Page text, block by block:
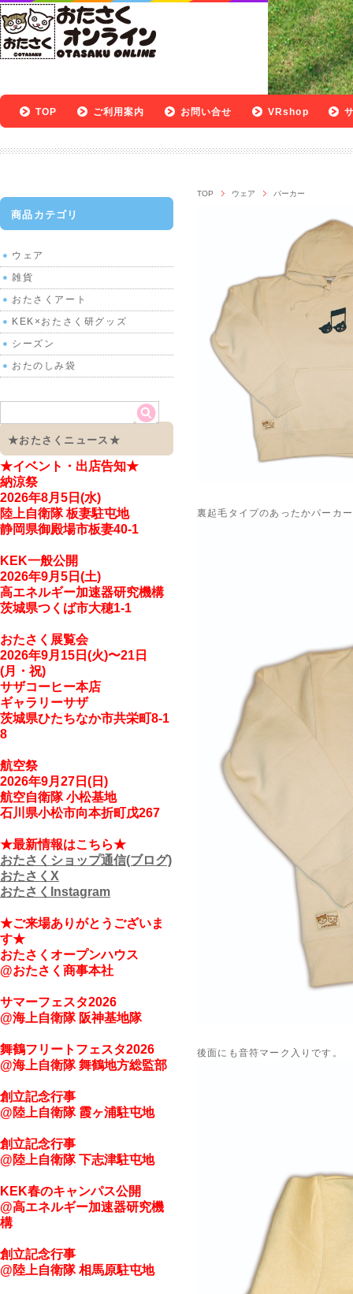
TOP ご利用案内 お問い合せ VRshop
TOP ウェア パーカー
裏起毛タイプのあったかパーカ
後面にも音符マーク入りです。
商品カテゴリ
ウェア
雑貨
おたさくアート
KEK×おたさく研グッズ
シーズン
おたのしみ袋
★おたさくニュース★
★イベント・出店告知★
納涼祭
2026年8月5日(水)
陸上自衛隊 板妻駐屯地
静岡県御殿場市板妻40-1
KEK一般公開
2026年9月5日(土)
高エネルギー加速器研究機構
茨城県つくば市大穂1-1
おたさく展覧会
2026年9月15日(火)〜21日
(月・祝)
サザコーヒー本店
ギャラリーサザ
茨城県ひたちなか市共栄町8-1
8
航空祭
2026年9月27日(日)
航空自衛隊 小松基地
石川県小松市向本折町戊267
★最新情報はこちら★
おたさくショップ通信(ブログ)
おたさくX
おたさくInstagram
★ご来場ありがとうございま
す★
おたさくオープンハウス
@おたさく商事本社
サマーフェスタ2026
@海上自衛隊 阪神基地隊
舞鶴フリートフェスタ2026
@海上自衛隊 舞鶴地方総監部
創立記念行事
@陸上自衛隊 霞ヶ浦駐屯地
創立記念行事
@陸上自衛隊 下志津駐屯地
KEK春のキャンパス公開
@高エネルギー加速器研究機
構
創立記念行事
@陸上自衛隊 相馬原駐屯地